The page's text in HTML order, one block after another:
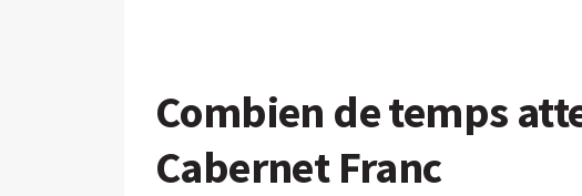
Combien de temps
Cabernet Franc